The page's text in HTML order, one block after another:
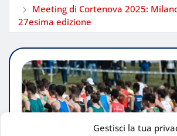
Gestisci la tua
Meeting di Cortenova 2025:
27esima edizione